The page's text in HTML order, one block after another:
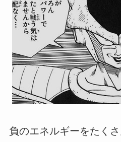
負のエネルギーをたく